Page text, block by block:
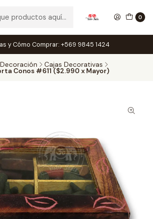
0
y Cómo Comprar: +569 9845 1424
Decoración Cajas Decorativas
Conos #611 ($2.990 x Mayor)